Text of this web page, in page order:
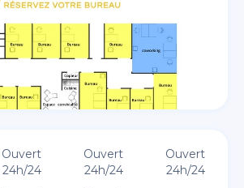
Ouvert
24h/24
Ouvert
24h/24
Ouvert
24h/24